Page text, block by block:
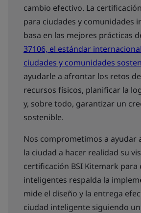
cambio efectivo. La
para ciudades y comunidades
basa en las mejores prácticas
37106, el estándar
ciudades y comunidades
ayudarle a afrontar los retos
recursos físicos, planificar la
y, sobre todo, garantizar un
sostenible.
Nos comprometimos a ayudar
la ciudad a hacer realidad su
certificación BSI Kitemark para
inteligentes respalda la
mide el diseño y la entrega
ciudad inteligente siguiendo